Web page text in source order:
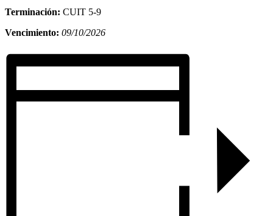
Terminación: CUIT 5-9
Vencimiento: 09/10/2026